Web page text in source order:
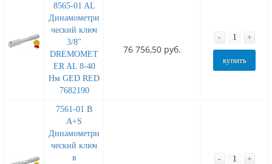
8565-01 AL
Динамометри
ческий ключ
3/8"
DREMOMET
ER AL 8-40
Нм GED RED
7682190
76 756,50 руб.
- +
купить
7561-01 B
A+S
Динамометри
ческий ключ
в
- +